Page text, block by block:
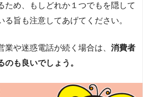
ため、もしどれか１つでもを隠して
る旨も注意してあげてください。
業や迷惑電話が続く場合は、 消費者
も良いでしょう。